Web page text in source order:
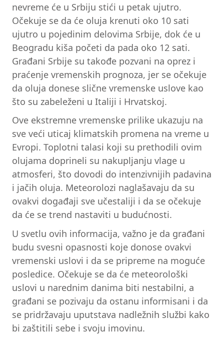
nevreme će u Srbiju stići u petak ujutro.
Očekuje se da će oluja krenuti oko 10 sati
ujutro u pojedinim delovima Srbije, dok će u
Beogradu kiša početi da pada oko 12 sati.
Građani Srbije su takođe pozvani na oprez i
praćenje vremenskih prognoza, jer se očekuje
da oluja donese slične vremenske uslove kao
što su zabeleženi u Italiji i Hrvatskoj.
Ove ekstremne vremenske prilike ukazuju na
sve veći uticaj klimatskih promena na vreme u
Evropi. Toplotni talasi koji su prethodili ovim
olujama doprineli su nakupljanju vlage u
atmosferi, što dovodi do intenzivnijih padavina
i jačih oluja. Meteorolozi naglašavaju da su
ovakvi događaji sve učestaliji i da se očekuje
da će se trend nastaviti u budućnosti.
U svetlu ovih informacija, važno je da građani
budu svesni opasnosti koje donose ovakvi
vremenski uslovi i da se pripreme na moguće
posledice. Očekuje se da će meteorološki
uslovi u narednim danima biti nestabilni, a
građani se pozivaju da ostanu informisani i da
se pridržavaju uputstava nadležnih službi kako
bi zaštitili sebe i svoju imovinu.